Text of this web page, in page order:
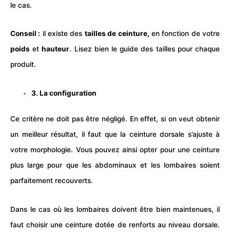
le cas.
Conseil : il existe des tailles de ceinture, en fonction de votre
poids ethauteur. Lisez bien le guide des tailles pour chaque
produit.
3. La configuration
Ce critère ne doit pas être négligé. En effet, si on veut obtenir
un meilleur résultat, il faut que la ceinture dorsale s’ajuste à
votre morphologie. Vous pouvez ainsi opter pour une ceinture
plus large pour que les abdominaux et les lombaires soient
parfaitement recouverts.
Dans le cas où les lombaires doivent être bien maintenues, il
faut choisir une ceinture dotée de renforts au niveau dorsale.